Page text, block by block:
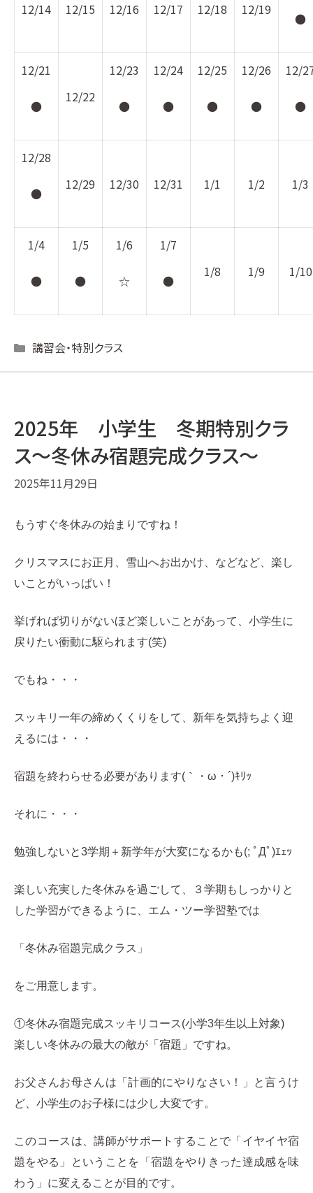
12/14 12/15 12/16 12/17 12/18 12/19
●
12/21
●
12/22
12/23
●
12/24
●
12/25
●
12/26
●
12/
●
12/28
●
12/29 12/30 12/31 1/1 1/2 1/3
1/4
●
1/5
●
1/6
☆
1/7
●
1/8 1/9 1/10
Categories
講習会・特別クラス
2025年 小学生 冬期特別クラ
ス〜冬休み宿題完成クラス〜
2025年11月29日
もうすぐ冬休みの始まりですね！
クリスマスにお正月、雪山へお出かけ、などなど、楽し
いことがいっぱい！
挙げれば切りがないほど楽しいことがあって、小学生に
戻りたい衝動に駆られます(笑)
でもね・・・
スッキリ一年の締めくくりをして、新年を気持ちよく迎
えるには・・・
宿題を終わらせる必要があります(｀・ω・´)ｷﾘｯ
それに・・・
勉強しないと3学期＋新学年が大変になるかも(; ﾟДﾟ)ｴｪｯ
楽しい充実した冬休みを過ごして、３学期もしっかりと
した学習ができるように、エム・ツー学習塾では
「冬休み宿題完成クラス」
をご用意します。
①冬休み宿題完成スッキリコース(小学3年生以上対象)
楽しい冬休みの最大の敵が「宿題」ですね。
お父さんお母さんは「計画的にやりなさい！」と言うけ
ど、小学生のお子様には少し大変です。
このコースは、講師がサポートすることで「イヤイヤ宿
題をやる」ということを「宿題をやりきった達成感を味
わう」に変えることが目的です。